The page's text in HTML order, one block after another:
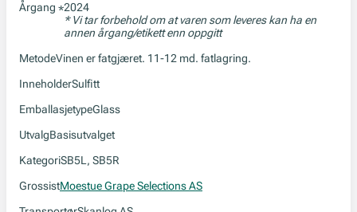
Årgang *2024
* Vi tar forbehold om at varen som leveres kan ha en
annen årgang/etikett enn oppgitt
MetodeVinen er fatgjæret. 11-12 md. fatlagring.
InneholderSulfitt
EmballasjetypeGlass
UtvalgBasisutvalget
KategoriSB5L, SB5R
GrossistMoestue Grape Selections AS